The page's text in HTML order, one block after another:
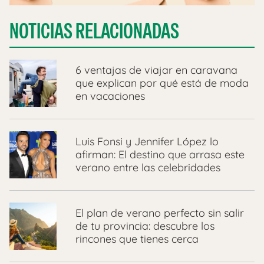
NOTICIAS RELACIONADAS
6 ventajas de viajar en caravana
que explican por qué está de moda
en vacaciones
Luis Fonsi y Jennifer López lo
afirman: El destino que arrasa este
verano entre las celebridades
El plan de verano perfecto sin salir
de tu provincia: descubre los
rincones que tienes cerca